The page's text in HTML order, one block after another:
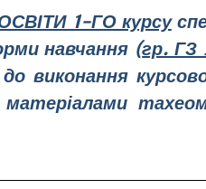
1-ГО курсу
навчання (гр. ГЗ
виконання